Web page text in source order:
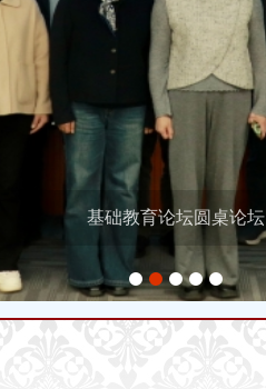
1 2 3 4 5
基础教育论坛圆桌论坛